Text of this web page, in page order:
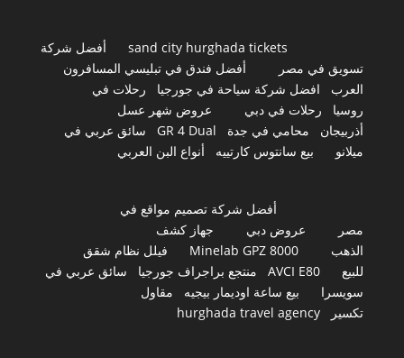
sand city hurghada tickets
أفضل شركة
تسويق في مصر
أفضل فندق في تبليسي المسافرون
العرب
افضل شركة سياحة في جورجيا
رحلات في
روسيا
رحلات في دبي
عروض شهر عسل
أذربيجان
محامي في جدة GR 4 Dual
سائق عربي في
ميلانو
بيع سانتوس كارتييه أنواع البن العربي
أفضل شركة تصميم مواقع في
مصر
عروض دبي
جهاز كشف
الذهب
Minelab GPZ 8000
فيلل نظام شقق
للبيع
AVCI E80 منتجع براجراف جورجيا
سائق عربي في
سويسرا
بيع ساعة اوديمار بيجيه
مقاول
تكسير
hurghada travel agency